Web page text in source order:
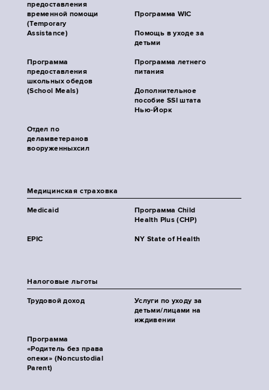
предоставления
временной помощи
(Temporary
Assistance)
Программа WIC
Помощь в уходе за
детьми
Программа
предоставления
школьных обедов
(School Meals)
Программа летнего
питания
Дополнительное
пособие SSI штата
Нью-Йорк
Отдел по
деламветеранов
вооруженныхсил
Медицинская страховка
Medicaid
Программа Child
Health Plus (CHP)
EPIC NY State of Health
Налоговые льготы
Трудовой доход
Услуги по уходу за
детьми/лицами на
иждивении
Программа
«Родитель без права
опеки» (Noncustodial
Parent)